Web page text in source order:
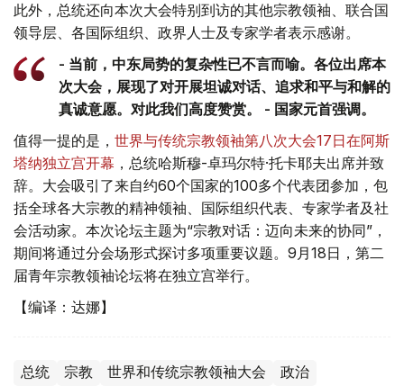
此外，总统还向本次大会特别到访的其他宗教领袖、联合国
领导层、各国际组织、政界人士及专家学者表示感谢。
- 当前，中东局势的复杂性已不言而喻。各位出席本
次大会，展现了对开展坦诚对话、追求和平与和解的
真诚意愿。对此我们高度赞赏。 - 国家元首强调。
值得一提的是， 世界与传统宗教领袖第八次大会17日在阿斯
塔纳独立宫开幕 ，总统哈斯穆-卓玛尔特·托卡耶夫出席并致
辞。大会吸引了来自约60个国家的100多个代表团参加，包
括全球各大宗教的精神领袖、国际组织代表、专家学者及社
会活动家。本次论坛主题为“宗教对话：迈向未来的协同”，
期间将通过分会场形式探讨多项重要议题。9月18日，第二
届青年宗教领袖论坛将在独立宫举行。
【编译：达娜】
总统 宗教 世界和传统宗教领袖大会 政治